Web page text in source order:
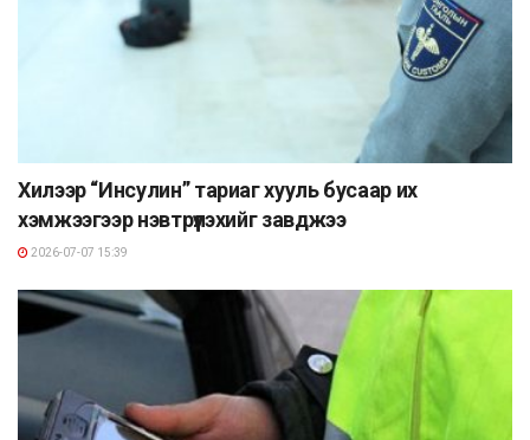
Хилээр “Инсулин” тариаг хууль бусаар их
хэмжээгээр нэвтрүүлэхийг завджээ
2026-07-07 15:39